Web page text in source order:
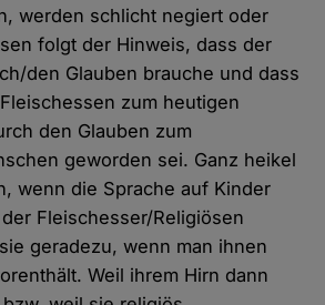
werden schlicht negiert oder
folgt der Hinweis, dass der
den Glauben brauche und dass
zum heutigen
den Glauben zum
geworden sei. Ganz heikel
wenn die Sprache auf Kinder
Fleischesser/Religiösen
geradezu, wenn man ihnen
Weil ihrem Hirn dann